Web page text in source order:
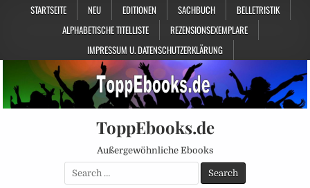
STARTSEITE NEU EDITIONEN SACHBUCH
BELLETRISTIK
ALPHABETISCHE TITELLISTE
REZENSIONSEXEMPLARE
IMPRESSUM U. DATENSCHUTZERKLÄRUNG
ToppEbooks.de
Außergewöhnliche Ebooks
Search
for: